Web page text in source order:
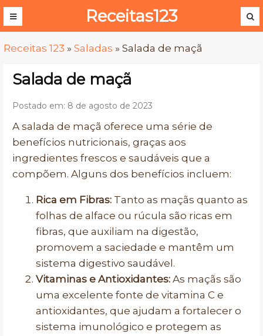
Receitas123
Receitas 123 » Saladas » Salada de maçã
Salada de maçã
Postado em: 8 de agosto de 2023
A salada de maçã oferece uma série de
benefícios nutricionais, graças aos
ingredientes frescos e saudáveis que a
compõem. Alguns dos benefícios incluem:
Rica em Fibras: Tanto as maçãs quanto as
folhas de alface ou rúcula são ricas em
fibras, que auxiliam na digestão,
promovem a saciedade e mantêm um
sistema digestivo saudável.
Vitaminas e Antioxidantes: As maçãs são
uma excelente fonte de vitamina C e
antioxidantes, que ajudam a fortalecer o
sistema imunológico e protegem as